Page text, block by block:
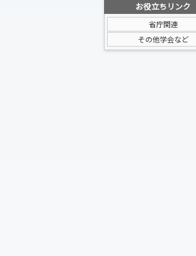
お役立ちリンク
省庁関連
その他学会など